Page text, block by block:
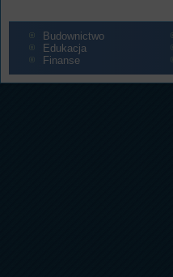
Budownictwo
Edukacja
Finanse